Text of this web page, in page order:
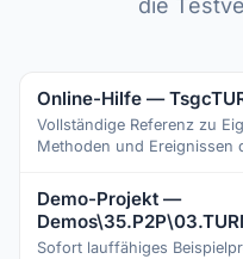
die
Online-Hilfe —
Vollständige Referenz zu
Methoden und Ereignissen
Demo-Projekt —
Sofort lauffähiges